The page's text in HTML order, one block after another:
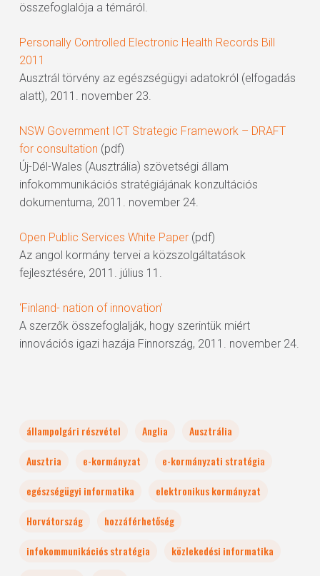
összefoglalója a témáról.
Personally Controlled Electronic Health Records Bill
2011
Ausztrál törvény az egészségügyi adatokról (elfogadás
alatt), 2011. november 23.
NSW Government ICT Strategic Framework – DRAFT
for consultation (pdf)
Új-Dél-Wales (Ausztrália) szövetségi állam
infokommunikációs stratégiájának konzultációs
dokumentuma, 2011. november 24.
Open Public Services White Paper(pdf)
Az angol kormány tervei a közszolgáltatások
fejlesztésére, 2011. július 11.
‘Finland- nation of innovation’
A szerzők összefoglalják, hogy szerintük miért
innovációs igazi hazája Finnország, 2011. november 24.
állampolgári részvétel Anglia
Ausztrália
Ausztria
e-kormányzat
e-kormányzati stratégia
egészségügyi informatika
elektronikus kormányzat
Horvátország
hozzáférhetőség
infokommunikációs stratégia
közlekedési informatika